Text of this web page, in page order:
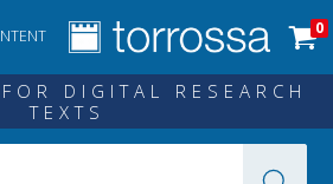
0
DIGITAL RESEARCH
TEXTS